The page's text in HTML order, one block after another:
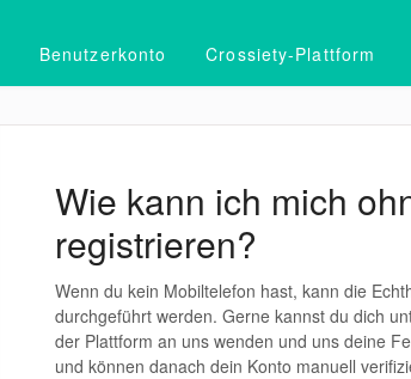
Benutzerkonto Crossiety-Plattform
Wie kann ich mich
registrieren?
Wenn du kein Mobiltelefon hast, kann die
durchgeführt werden. Gerne kannst du dich
der Plattform an uns wenden und uns deine
und können danach dein Konto manuell